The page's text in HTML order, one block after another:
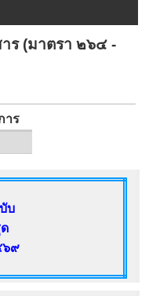
ร (มาตรา ๒๖๔ -
าร
บ
๖๙